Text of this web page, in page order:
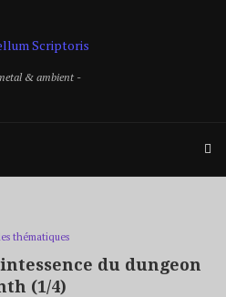
& ambient -
thématiques
du dungeon
(1/4)